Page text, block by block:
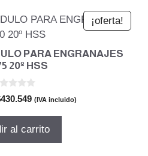
¡oferta!
PARA ENGRANAJES
20º HSS
original
430.549El
actual
(IVA incluido)
al carrito